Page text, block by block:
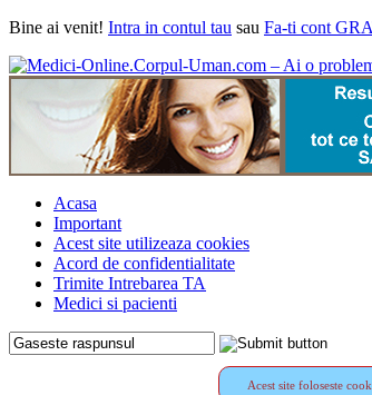
Bine ai venit! Intra in contul tau sau Fa-ti cont
Acasa
Important
Acest site utilizeaza cookies
Acord de confidentialitate
Trimite Intrebarea TA
Medici si pacienti
Acest site foloseste